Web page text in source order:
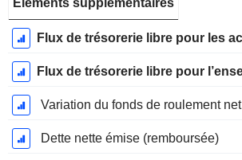
Éléments supplémentaires
Variation du fonds de roulement net
Dette nette émise (remboursée)